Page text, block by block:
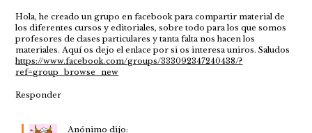
Hola, he creado un grupo en facebook para compartir material de
los diferentes cursos y editoriales, sobre todo para los que somos
profesores de clases particulares y tanta falta nos hacen los
materiales. Aquí os dejo el enlace por si os interesa uniros. Saludos
https://www.facebook.com/groups/333092347240438/?
ref=group_browse_new
Responder
Anónimo dijo: